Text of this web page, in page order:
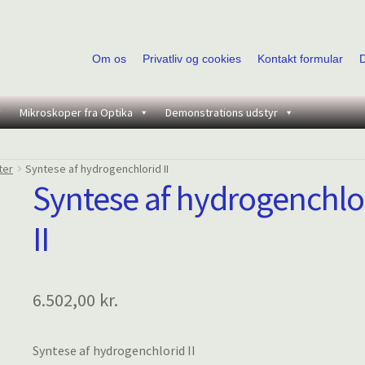
Om os Privatliv og cookies Kontakt formular
Mikroskoper fra Optika Demonstrations udstyr
Syntese af hydrogenchlorid II
Syntese af
II
6.502,00 kr.
Syntese af hydrogenchlorid II